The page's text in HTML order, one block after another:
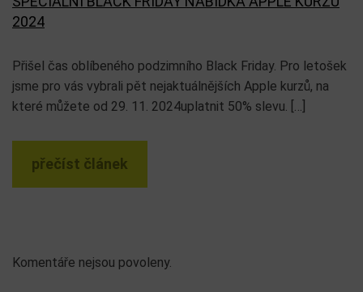
SPECIÁLNÍ BLACK FRIDAY NABÍDKA APPLE KURZŮ